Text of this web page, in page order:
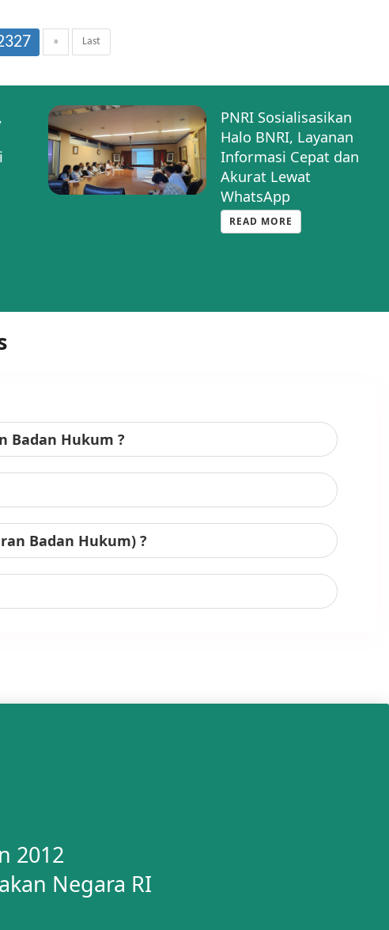
» Last
PNRI Hadiri Rapat
Konsinyasi Fasilitasi
Penyusunan RUU
Tentang Badan Usaha
Ditjen AHU
Kementerian Hukum RI
Badan Hukum ?
Badan Hukum) ?
2012
Negara RI